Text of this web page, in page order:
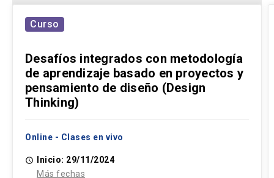
Curso
Desafíos integrados con metodología
de aprendizaje basado en proyectos y
pensamiento de diseño (Design
Thinking)
Online - Clases en vivo
access_time
Inicio: 29/11/2024
Más fechas